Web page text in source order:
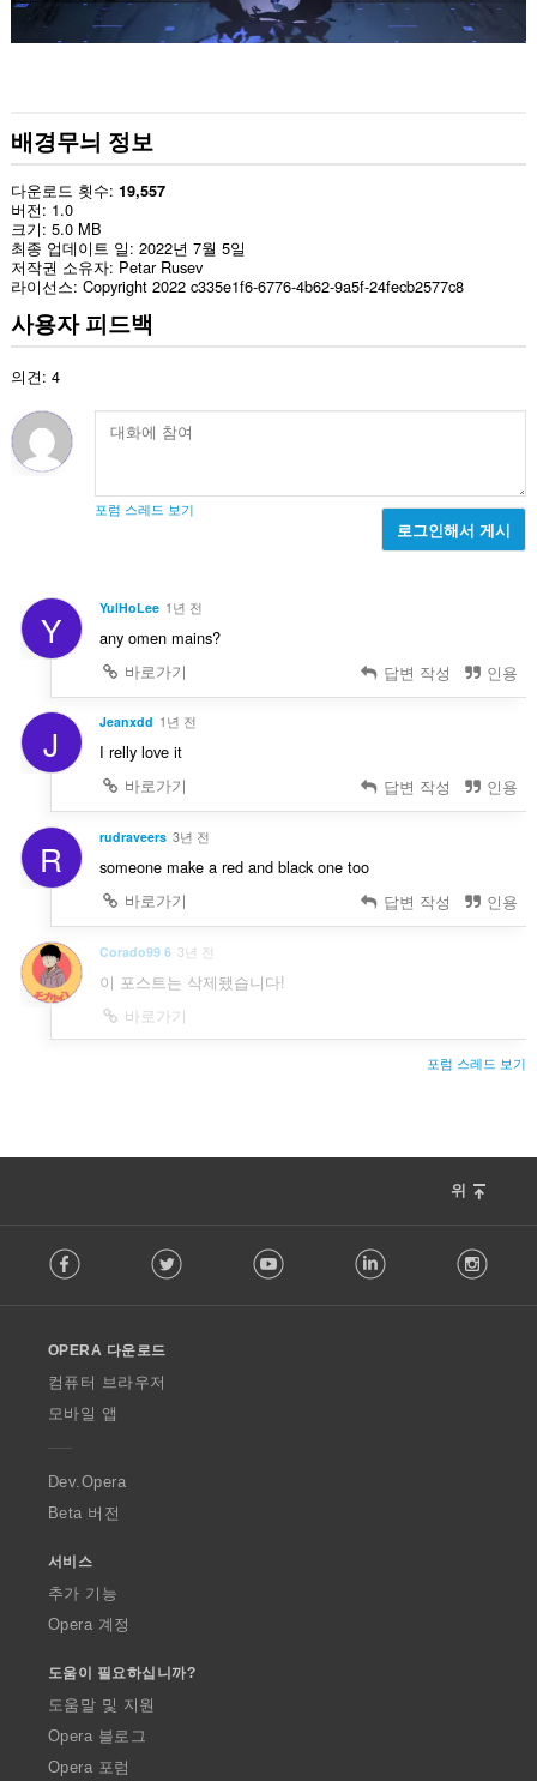
배경무늬 정보
다운로드 횟수 19,557
버전 1.0
크기 5.0 MB
최종 업데이트 일 2022년 7월 5일
저작권 소유자 Petar Rusev
라이선스 Copyright 2022 c335e1f6-6776-4b62-9a5f-24fecb2577c8
사용자 피드백
의견: 4
포럼 스레드 보기
로그인해서 게시
Y YulHoLee 1년 전
any omen mains?
바로가기
답변 작성 인용
J Jeanxdd 1년 전
I relly love it
바로가기
답변 작성 인용
R rudraveers 3년 전
someone make a red and black one too
바로가기
답변 작성 인용
Corado99 6 3년 전
이 포스트는 삭제됐습니다!
바로가기
포럼 스레드 보기
위
o
w
O
p
a
Facebook Twitter Youtube LinkedIn
OPERA 다운로드
컴퓨터 브라우저
모바일 앱
Dev.Opera
Beta 버전
서비스
추가 기능
Opera 계정
도움이 필요하십니까?
도움말 및 지원
Opera 블로그
Opera 포럼